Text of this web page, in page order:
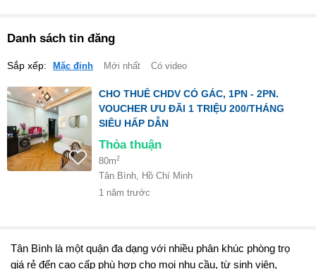
Danh sách tin đăng
Sắp xếp: Mặc định Mới nhất Có video
CHO THUÊ CHDV CÓ GÁC, 1PN - 2PN.
VOUCHER ƯU ĐÃI 1 TRIỆU 200/THÁNG
SIÊU HẤP DẪN
Thỏa thuận
80m2
Tân Bình, Hồ Chí Minh
1 năm trước
Tân Bình là một quận đa dạng với nhiều phân khúc phòng trọ
giá rẻ đến cao cấp phù hợp cho mọi nhu cầu, từ sinh viên,